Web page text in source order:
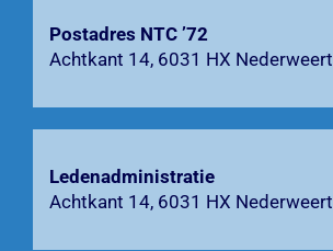
Zoeken
naar:
Postadres NTC ’72
Achtkant 14, 6031 HX Nederweert
Ledenadministratie
Achtkant 14, 6031 HX Nederweert